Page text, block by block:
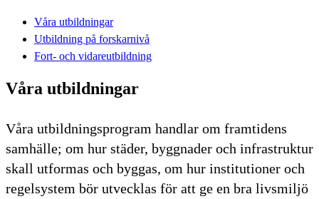
Våra utbildningar
Utbildning på forskarnivå
Fort- och vidareutbildning
Våra utbildningar
Våra utbildningsprogram handlar om framtidens
samhälle; om hur städer, byggnader och infrastruktur
skall utformas och byggas, om hur institutioner och
regelsystem bör utvecklas för att ge en bra livsmiljö